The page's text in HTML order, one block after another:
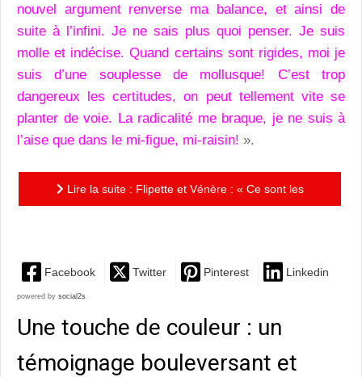
nouvel argument renverse ma balance, et ainsi de
suite à l’infini. Je ne sais plus quoi penser. Je suis
molle et indécise. Quand certains sont rigides, moi je
suis d’une souplesse de mollusque! C’est trop
dangereux les certitudes, on peut tellement vite se
planter de voie. La radicalité me braque, je ne suis à
l’aise que dans le mi-figue, mi-raisin! ».
Lire la suite : Flipette et Vénère : « Ce sont les
Facebook Twitter Pinterest Linkedin
powered by social2s
Une touche de couleur : un
témoignage bouleversant et